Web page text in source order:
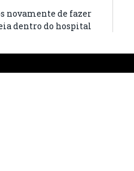
novamente de fazer
dentro do hospital